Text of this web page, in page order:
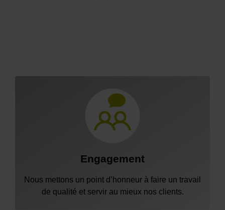
Engagement
Nous mettons un point d’honneur à faire un travail
de qualité et servir au mieux nos clients.